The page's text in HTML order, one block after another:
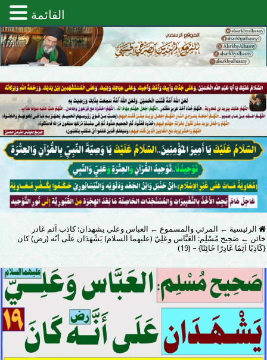
الرئيسية ← المرئي والمسموع ← العباس وعلي يشهدان: كاذب آثم غادر
خائن ← صَحِيح مُسْلِم: العَبَّاس وعَلِيّ (عليهما السلام) يَشْهَدَان علَى أنّه (رض) كان
{كَاذِبًا آثِمًا غَادِرًا خَائِنًا} – (19)
القائمة